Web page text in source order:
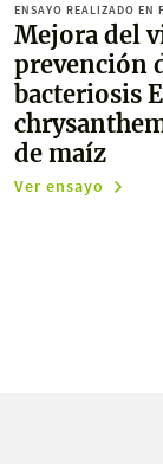
ENSAYO REALIZADO EN
Mejora del
prevención
bacteriosis
de maíz
Ver ensayo